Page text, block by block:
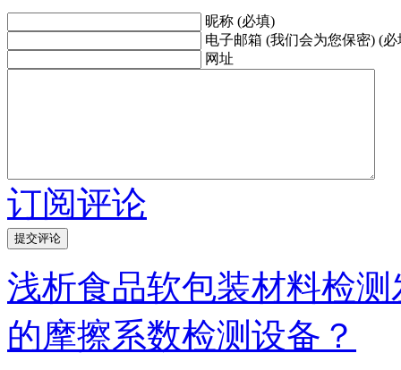
昵称 (必填)
电子邮箱 (我们会为您保密) (必
网址
订阅评论
浅析食品软包装材料检
的摩擦系数检测设备？